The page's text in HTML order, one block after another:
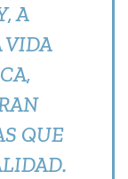
A
VIDA
QUE